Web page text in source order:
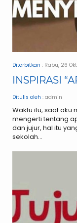
Diterbitkan : Rabu, 26
INSPIRASI
Ditulis oleh : admin
Waktu itu, saat aku
mengerti tentang
dan jujur, hal itu
sekolah...